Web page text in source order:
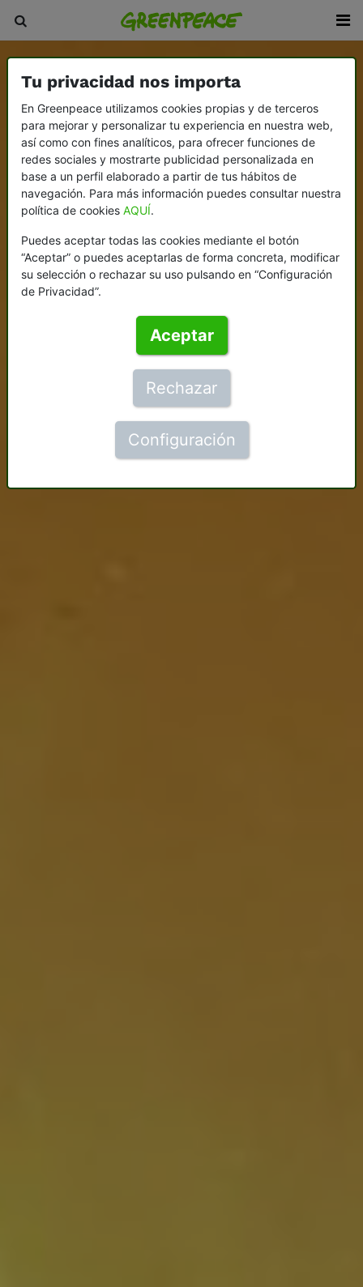
Tu privacidad nos importa
En Greenpeace utilizamos cookies propias y de terceros
para mejorar y personalizar tu experiencia en nuestra web,
así como con fines analíticos, para ofrecer funciones de
redes sociales y mostrarte publicidad personalizada en
base a un perfil elaborado a partir de tus hábitos de
navegación. Para más información puedes consultar nuestra
política de cookies AQUÍ.
Puedes aceptar todas las cookies mediante el botón
“Aceptar” o puedes aceptarlas de forma concreta, modificar
su selección o rechazar su uso pulsando en “Configuración
de Privacidad”.
Aceptar
Rechazar
Configuración